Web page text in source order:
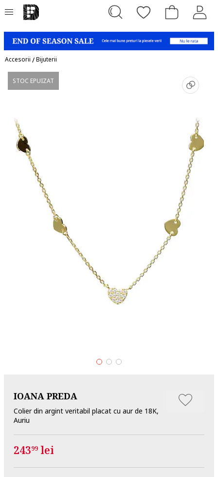
Accesorii /Bijuterii
STOC EPUIZAT
IOANA PREDA
Colier din argint veritabil placat cu aur de 18K,
Auriu
24399 lei